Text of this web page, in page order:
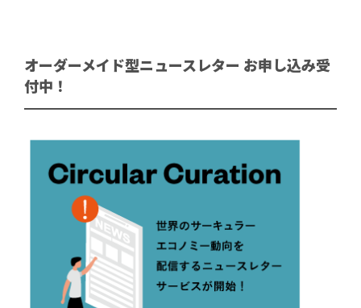
オーダーメイド型ニュースレター お申し込み受
付中！